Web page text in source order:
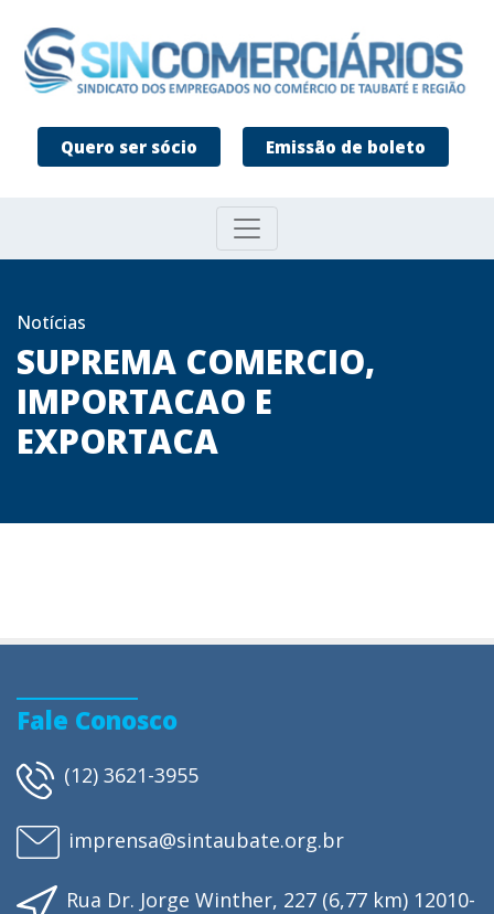
Quero ser sócio Emissão de boleto
Notícias
SUPREMA COMERCIO,
IMPORTACAO E
EXPORTACA
Fale Conosco
(12) 3621-3955
imprensa@sintaubate.org.br
Rua Dr. Jorge Winther, 227 (6,77 km) 12010-